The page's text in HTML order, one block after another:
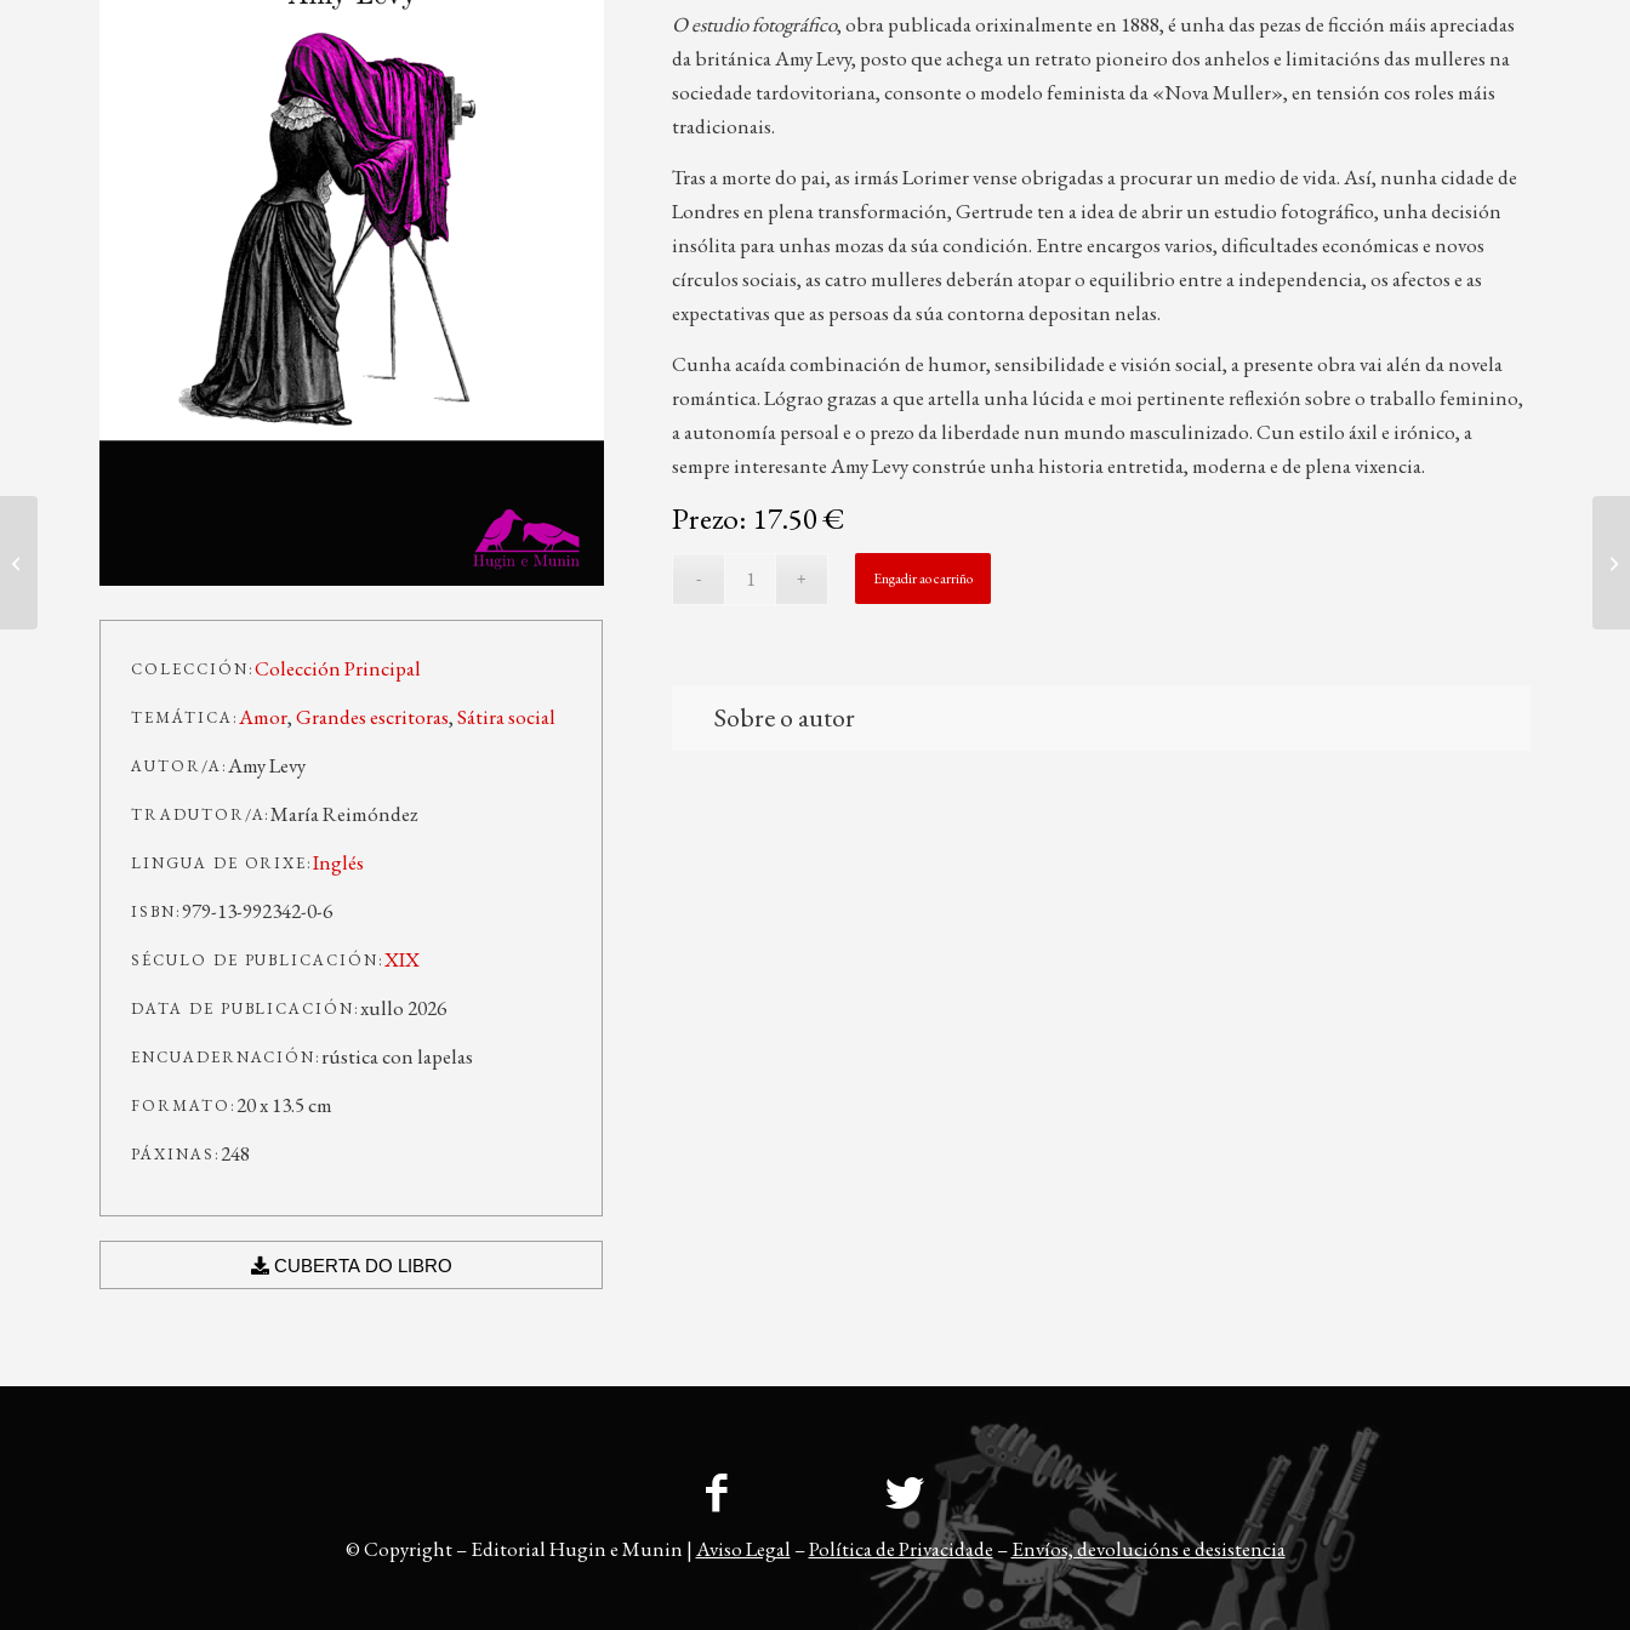
O estudio fotográfico, obra publicada orixinalmente en 1888, é unha das pezas de ficción máis apreciadas
da británica Amy Levy, posto que achega un retrato pioneiro dos anhelos e limitacións das mulleres na
sociedade tardovitoriana, consonte o modelo feminista da «Nova Muller», en tensión cos roles máis
tradicionais.
Tras a morte do pai, as irmás Lorimer vense obrigadas a procurar un medio de vida. Así, nunha cidade de
Londres en plena transformación, Gertrude ten a idea de abrir un estudio fotográfico, unha decisión
insólita para unhas mozas da súa condición. Entre encargos varios, dificultades económicas e novos
círculos sociais, as catro mulleres deberán atopar o equilibrio entre a independencia, os afectos e as
expectativas que as persoas da súa contorna depositan nelas.
Cunha acaída combinación de humor, sensibilidade e visión social, a presente obra vai alén da novela
romántica. Lógrao grazas a que artella unha lúcida e moi pertinente reflexión sobre o traballo feminino,
a autonomía persoal e o prezo da liberdade nun mundo masculinizado. Cun estilo áxil e irónico, a
sempre interesante Amy Levy constrúe unha historia entretida, moderna e de plena vixencia.
Prezo: 17.50 €
Engadir ao carriño
Sobre o autor
COLECCIÓN:Colección Principal
TEMÁTICA:Amor,Grandes escritoras,Sátira social
AUTOR/A:Amy Levy
TRADUTOR/A:María Reimóndez
LINGUA DE ORIXE:Inglés
ISBN:979-13-992342-0-6
SÉCULO DE PUBLICACIÓN:XIX
DATA DE PUBLICACIÓN:xullo 2026
ENCUADERNACIÓN: rústica con lapelas
FORMATO: 20 x 13.5 cm
PÁXINAS: 248
CUBERTA DO LIBRO
© Copyright – Editorial Hugin e Munin |Aviso Legal –Política de Privacidade –Envíos, devolucións e desistencia